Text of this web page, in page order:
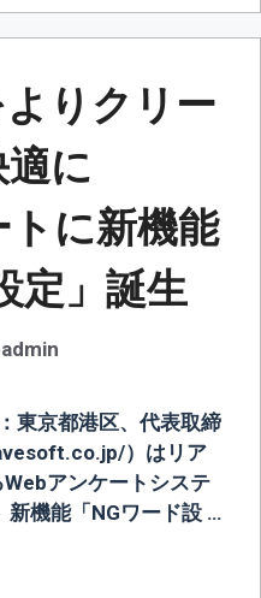
りクリー
適に
に新機能
定」誕生
東京都港区、代表取締
）はリア
アンケートシステ
新機能「NGワード設 …